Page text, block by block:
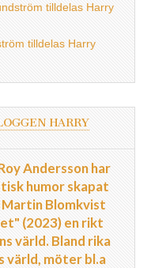
tilldelas Harry
tilldelas Harry
HARRY
Andersson har
humor skapat
Blomkvist
(2023) en rikt
värld. Bland rika
värld, möter bl.a